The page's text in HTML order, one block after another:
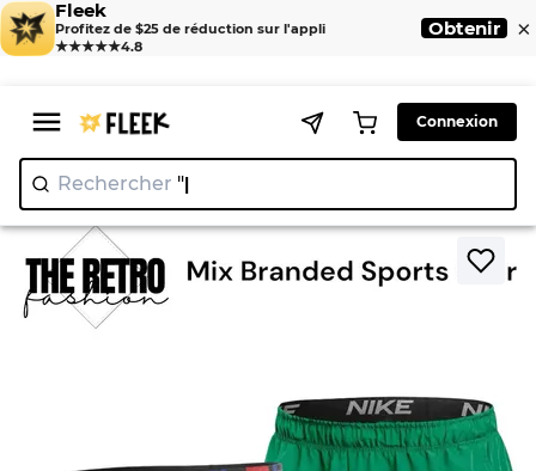
Fleek
Profitez de $25 de réduction sur l'appli
★★★★★4.8
Obtenir ×
Connexion
Rechercher "Nike"
Home > Short > Mix Branded Sports Shorts-0100